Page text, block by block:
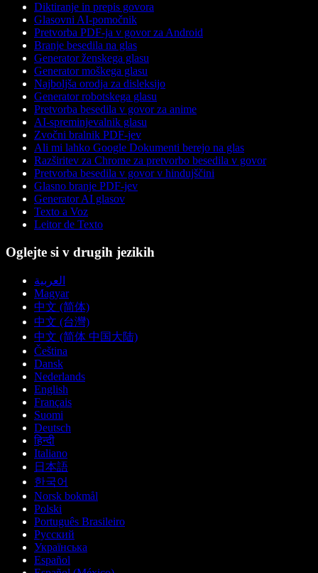
Diktiranje in prepis govora
Glasovni AI-pomočnik
Pretvorba PDF-ja v govor za Android
Branje besedila na glas
Generator ženskega glasu
Generator moškega glasu
Najboljša orodja za disleksijo
Generator robotskega glasu
Pretvorba besedila v govor za anime
AI-spreminjevalnik glasu
Zvočni bralnik PDF-jev
Ali mi lahko Google Dokumenti berejo na glas
Razširitev za Chrome za pretvorbo besedila v govor
Pretvorba besedila v govor v hindujščini
Glasno branje PDF-jev
Generator AI glasov
Texto a Voz
Leitor de Texto
Oglejte si v drugih jezikih
العربية
Magyar
中文 (简体)
中文 (台灣)
中文 (简体 中国大陆)
Čeština
Dansk
Nederlands
English
Français
Suomi
Deutsch
हिन्दी
Italiano
日本語
한국어
Norsk bokmål
Polski
Português Brasileiro
Русский
Українська
Español